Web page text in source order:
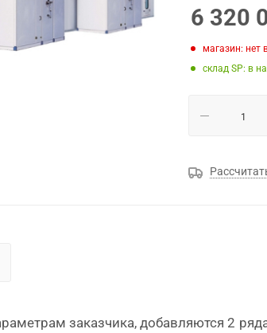
6 320
Магазин: нет
Склад SP: в
заказчика, добавляются 2